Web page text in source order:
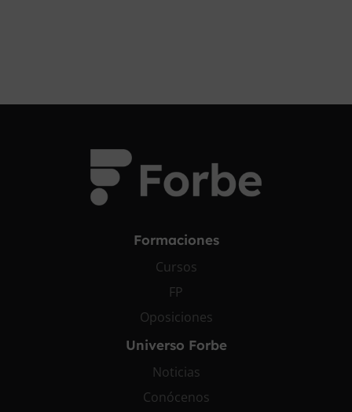
Formaciones
Cursos
FP
Oposiciones
Universo Forbe
Noticias
Conócenos